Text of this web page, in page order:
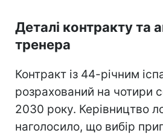
Деталі контракту та
тренера
Контракт із 44-річним
розрахований на чотири
2030 року. Керівництво
наголосило, що вибір